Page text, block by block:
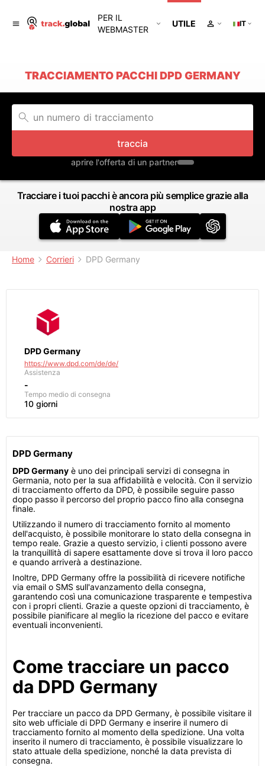
PER IL
WEBMASTER
UTILE IT
TRACCIAMENTO PACCHI DPD GERMANY
traccia
aprire l'offerta di un partner
Tracciare i tuoi pacchi è ancora più semplice grazie alla
nostra app
Home Corrieri DPD Germany
DPD Germany
https://www.dpd.com/de/de/
Assistenza
-
Tempo medio di consegna
10 giorni
DPD Germany
DPD Germany è uno dei principali servizi di consegna in
Germania, noto per la sua affidabilità e velocità. Con il servizio
di tracciamento offerto da DPD, è possibile seguire passo
dopo passo il percorso del proprio pacco fino alla consegna
finale.
Utilizzando il numero di tracciamento fornito al momento
dell'acquisto, è possibile monitorare lo stato della consegna in
tempo reale. Grazie a questo servizio, i clienti possono avere
la tranquillità di sapere esattamente dove si trova il loro pacco
e quando arriverà a destinazione.
Inoltre, DPD Germany offre la possibilità di ricevere notifiche
via email o SMS sull'avanzamento della consegna,
garantendo così una comunicazione trasparente e tempestiva
con i propri clienti. Grazie a queste opzioni di tracciamento, è
possibile pianificare al meglio la ricezione del pacco e evitare
eventuali inconvenienti.
Come tracciare un pacco
da DPD Germany
Per tracciare un pacco da DPD Germany, è possibile visitare il
sito web ufficiale di DPD Germany e inserire il numero di
tracciamento fornito al momento della spedizione. Una volta
inserito il numero di tracciamento, è possibile visualizzare lo
stato attuale della spedizione, nonché la data prevista di
consegna.